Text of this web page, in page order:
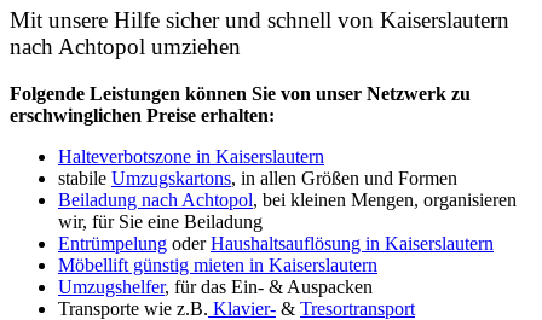
Mit unsere Hilfe sicher und schnell von Kaiserslautern
nach Achtopol umziehen
Folgende Leistungen können Sie von unser Netzwerk zu
erschwinglichen Preise erhalten:
Halteverbotszone in Kaiserslautern
stabile Umzugskartons, in allen Größen und Formen
Beiladung nach Achtopol, bei kleinen Mengen, organisieren
wir, für Sie eine Beiladung
Entrümpelung oderHaushaltsauflösung in Kaiserslautern
Möbellift günstig mieten in Kaiserslautern
Umzugshelfer, für das Ein- & Auspacken
Transporte wie z.B. Klavier- & Tresortransport